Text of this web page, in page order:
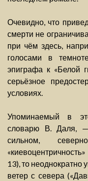
Очевидно, что
смерти не
при чём здесь,
голосами в
эпиграфа к «Белой
серьёзное
условиях.
Упоминаемый в
словарю В. Даля, —
сильном,
13), то
ветер с севера